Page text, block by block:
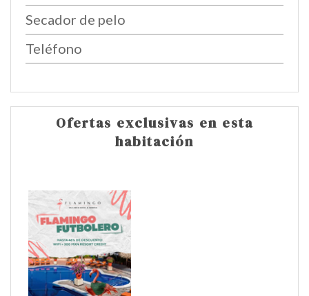
Secador de pelo
Teléfono
Ofertas exclusivas en esta
habitación